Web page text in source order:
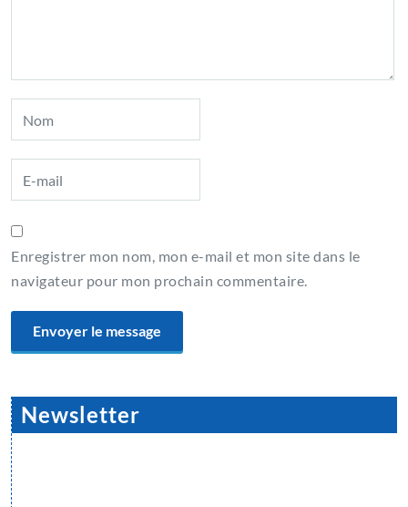
Enregistrer mon nom, mon e-mail et mon site dans le
navigateur pour mon prochain commentaire.
Newsletter